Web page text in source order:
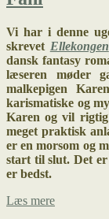
Vi har i denne
skrevet Ellekongen
dansk fantasy
læseren møder
malkepigen
karismatiske og
Karen og vil rigtig
meget praktisk
er en morsom og
start til slut. Det
er bedst.
Læs mereDansk